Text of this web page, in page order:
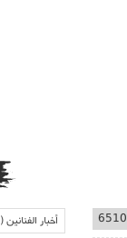
6510 أخبار الفنانين(104)